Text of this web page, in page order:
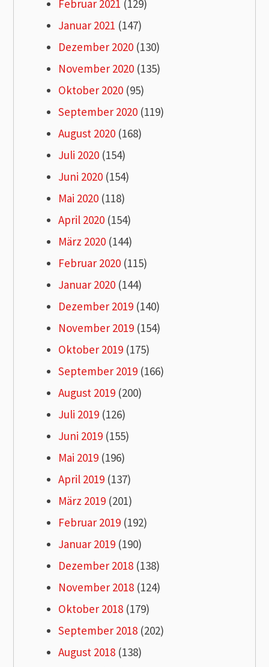
Februar 2021 (129)
Januar 2021 (147)
Dezember 2020 (130)
November 2020 (135)
Oktober 2020 (95)
September 2020 (119)
August 2020 (168)
Juli 2020 (154)
Juni 2020 (154)
Mai 2020 (118)
April 2020 (154)
März 2020 (144)
Februar 2020 (115)
Januar 2020 (144)
Dezember 2019 (140)
November 2019 (154)
Oktober 2019 (175)
September 2019 (166)
August 2019 (200)
Juli 2019 (126)
Juni 2019 (155)
Mai 2019 (196)
April 2019 (137)
März 2019 (201)
Februar 2019 (192)
Januar 2019 (190)
Dezember 2018 (138)
November 2018 (124)
Oktober 2018 (179)
September 2018 (202)
August 2018 (138)